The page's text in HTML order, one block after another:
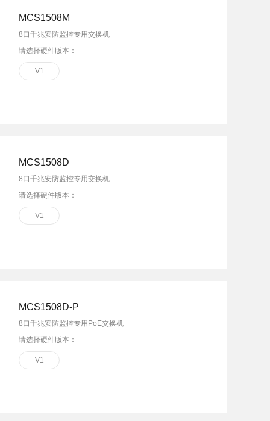
MCS1508M
8口千兆安防监控专用交换机
请选择硬件版本：
V1
MCS1508D
8口千兆安防监控专用交换机
请选择硬件版本：
V1
MCS1508D-P
8口千兆安防监控专用PoE交换机
请选择硬件版本：
V1